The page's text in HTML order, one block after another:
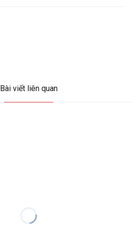
Bài viết liên quan